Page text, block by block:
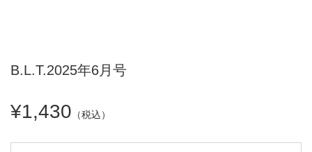
B.L.T.2025年6月号
¥1,430 （税込）